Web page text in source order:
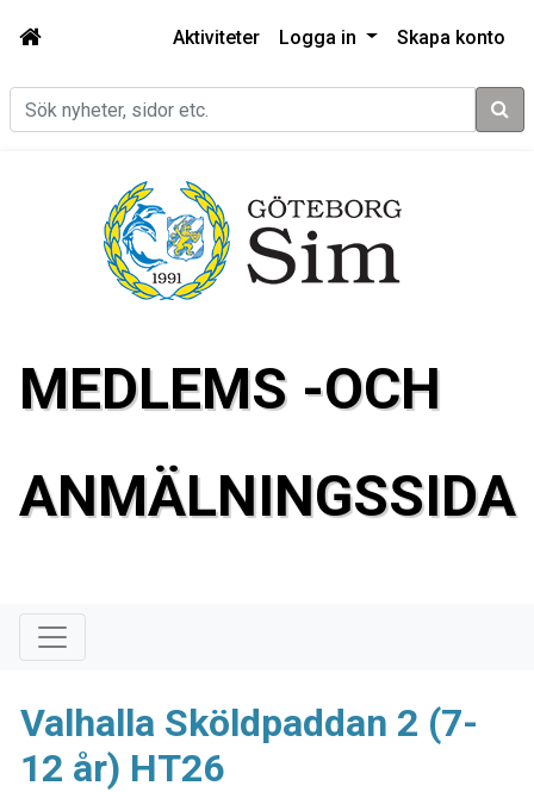
Aktiviteter Logga in Skapa konto
Sök
MEDLEMS -OCH
ANMÄLNINGSSIDA
Valhalla Sköldpaddan 2 (7-
12 år) HT26